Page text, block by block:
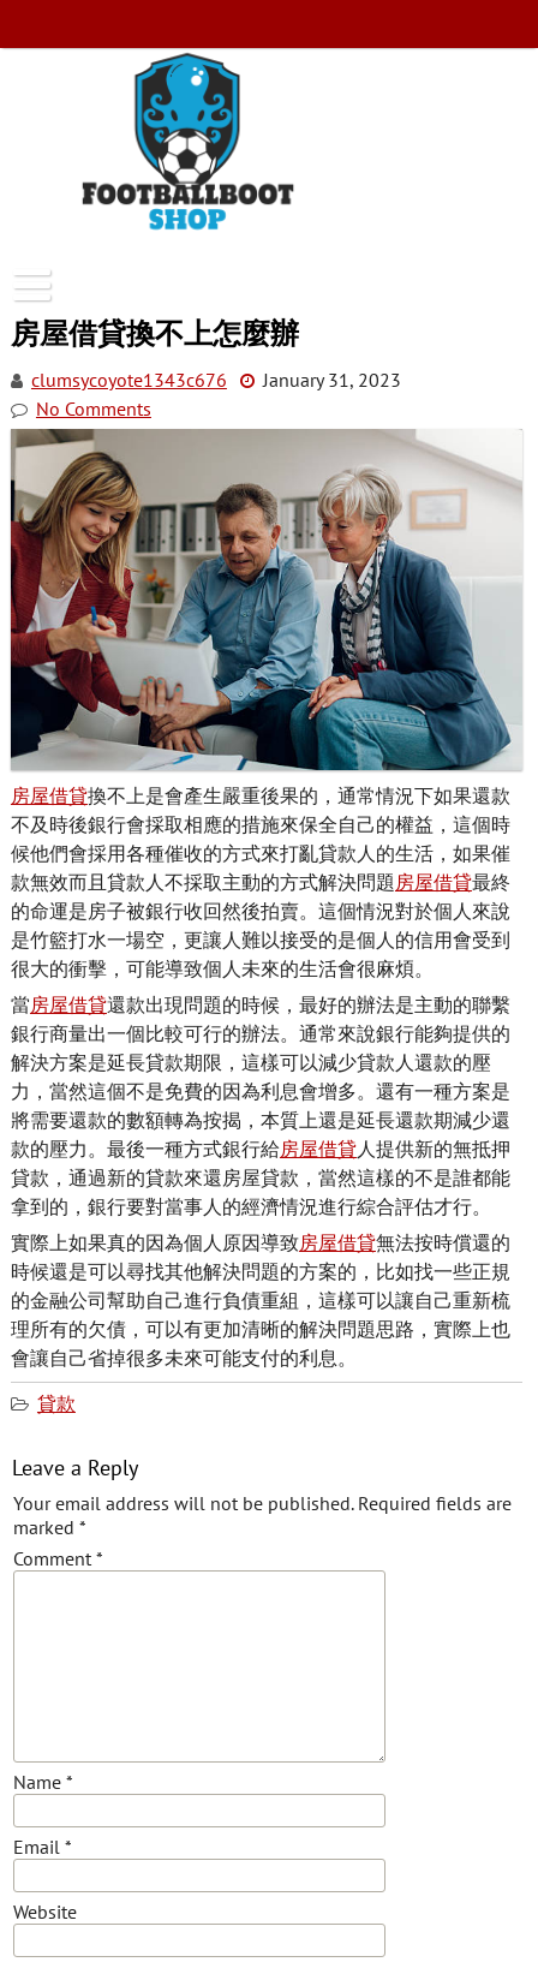
房屋借貸換不上怎麼辦
clumsycoyote1343c676
January 31, 2023
No Comments
房屋借貸換不上是會產生嚴重後果的，通常情況下如果還款
不及時後銀行會採取相應的措施來保全自己的權益，這個時
候他們會採用各種催收的方式來打亂貸款人的生活，如果催
款無效而且貸款人不採取主動的方式解決問題 房屋借貸最終
的命運是房子被銀行收回然後拍賣。這個情況對於個人來說
是竹籃打水一場空，更讓人難以接受的是個人的信用會受到
很大的衝擊，可能導致個人未來的生活會很麻煩。
當房屋借貸還款出現問題的時候，最好的辦法是主動的聯繫
銀行商量出一個比較可行的辦法。通常來說銀行能夠提供的
解決方案是延長貸款期限，這樣可以減少貸款人還款的壓
力，當然這個不是免費的因為利息會增多。還有一種方案是
將需要還款的數額轉為按揭，本質上還是延長還款期減少還
款的壓力。最後一種方式銀行給房屋借貸人提供新的無抵押
貸款，通過新的貸款來還房屋貸款，當然這樣的不是誰都能
拿到的，銀行要對當事人的經濟情況進行綜合評估才行。
實際上如果真的因為個人原因導致房屋借貸無法按時償還的
時候還是可以尋找其他解決問題的方案的，比如找一些正規
的金融公司幫助自己進行負債重組，這樣可以讓自己重新梳
理所有的欠債，可以有更加清晰的解決問題思路，實際上也
會讓自己省掉很多未來可能支付的利息。
貸款
Leave a Reply
Your email address will not be published. Required fields are
marked *
Comment *
Name *
Email *
Website